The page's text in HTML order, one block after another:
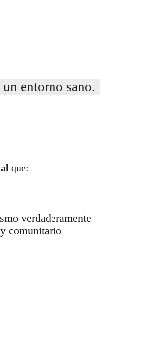
entorno sano.
que:
verdaderamente
comunitario